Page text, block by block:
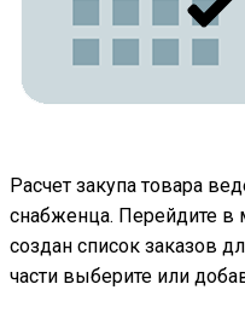
Расчет закупа товара
снабженца. Перейдите в
создан список заказов
части выберите или